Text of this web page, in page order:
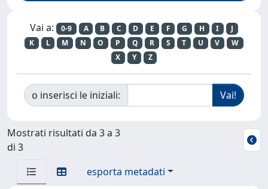
Vai a: 0-9 A B C D E F G H I
J
K
L M N O P Q R S T U V
W
X
Y Z
o inserisci le iniziali:
Mostrati risultati da 3 a 3
di 3
esporta metadati